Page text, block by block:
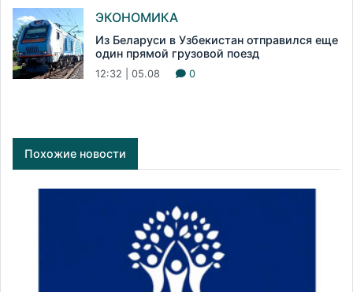
ЭКОНОМИКА
Из Беларуси в Узбекистан отправился еще
один прямой грузовой поезд
12:32 | 05.08 0
Похожие новости